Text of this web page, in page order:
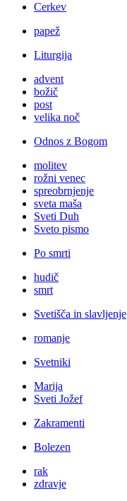
Cerkev
papež
Liturgija
advent
božič
post
velika noč
Odnos z Bogom
molitev
rožni venec
spreobrnjenje
sveta maša
Sveti Duh
Sveto pismo
Po smrti
hudič
smrt
Svetišča in slavljenje
romanje
Svetniki
Marija
Sveti Jožef
Zakramenti
Bolezen
rak
zdravje